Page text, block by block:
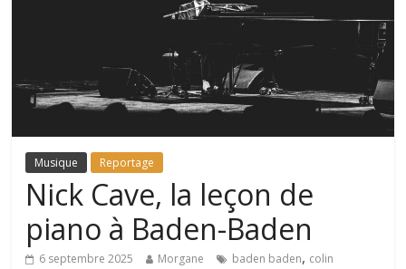
Musique Reportage
Nick Cave, la leçon de
piano à Baden-Baden
6 septembre 2025 Morgane baden baden, colin